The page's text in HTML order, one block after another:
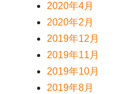
2020年4月
2020年2月
2019年12月
2019年11月
2019年10月
2019年8月